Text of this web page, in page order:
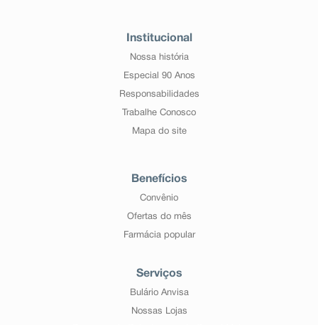
Institucional
Nossa história
Especial 90 Anos
Responsabilidades
Trabalhe Conosco
Mapa do site
Benefícios
Convênio
Ofertas do mês
Farmácia popular
Serviços
Bulário Anvisa
Nossas Lojas